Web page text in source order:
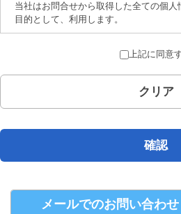
当社はお問合せから取得した全ての個
目的として、利用します。
取得した個人情報は、法律上許されてい
を得ることなく第三者に提供することは
個人情報の取扱いの委託について
開示対象個人情報の開示等および問合せ
ご本人からの求めにより、当社が保有す
す。
上記に同意
クリア
確認
メールでのお問い合わせ